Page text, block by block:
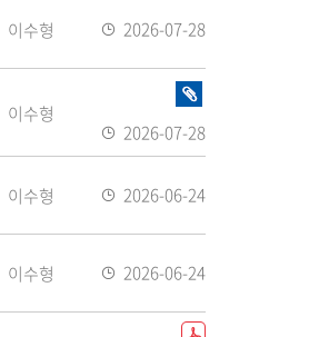
일
작
이수형
2026-07-28
작
자
이수형
화
있
등
록
2026-07-28
작
이수형
일
2026-06-24
작
이수형
2026-06-24